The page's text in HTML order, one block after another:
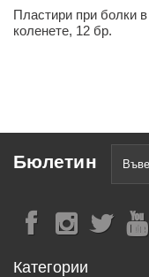
Пластири при болки в
коленете, 12 бр.
Бюлетин
Категории